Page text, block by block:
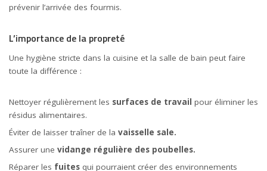
prévenir l’arrivée des fourmis.
L’importance de la propreté
Une hygiène stricte dans la cuisine et la salle de bain peut faire
toute la différence :
Nettoyer régulièrement les surfaces de travail pour éliminer les
résidus alimentaires.
Éviter de laisser traîner de la vaisselle sale.
Assurer une vidange régulière des poubelles.
Réparer les fuites qui pourraient créer des environnements